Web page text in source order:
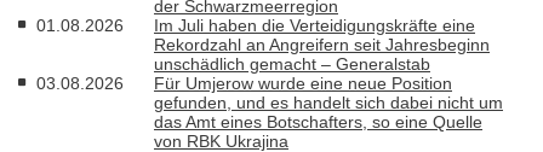
der Schwarzmeerregion
01.08.2026
Im Juli haben die Verteidigungskräfte eine
Rekordzahl an Angreifern seit Jahresbeginn
unschädlich gemacht – Generalstab
03.08.2026
Für Umjerow wurde eine neue Position
gefunden, und es handelt sich dabei nicht um
das Amt eines Botschafters, so eine Quelle
von RBK Ukrajina